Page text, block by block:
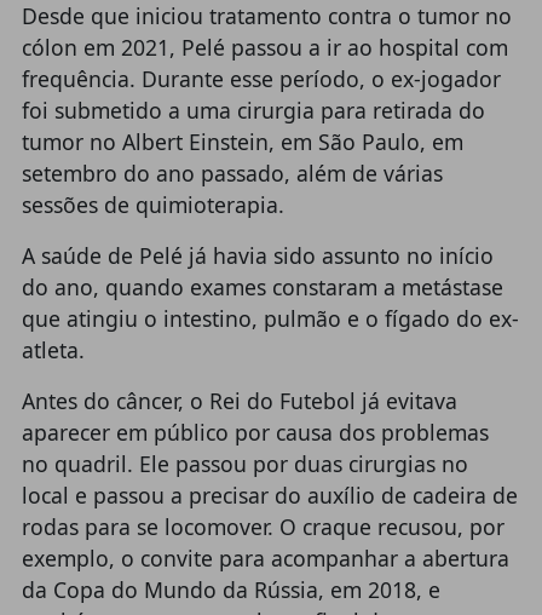
Desde que iniciou tratamento contra o tumor no
cólon em 2021, Pelé passou a ir ao hospital com
frequência. Durante esse período, o ex-jogador
foi submetido a uma cirurgia para retirada do
tumor no Albert Einstein, em São Paulo, em
setembro do ano passado, além de várias
sessões de quimioterapia.
A saúde de Pelé já havia sido assunto no início
do ano, quando exames constaram a metástase
que atingiu o intestino, pulmão e o fígado do ex-
atleta.
Antes do câncer, o Rei do Futebol já evitava
aparecer em público por causa dos problemas
no quadril. Ele passou por duas cirurgias no
local e passou a precisar do auxílio de cadeira de
rodas para se locomover. O craque recusou, por
exemplo, o convite para acompanhar a abertura
da Copa do Mundo da Rússia, em 2018, e